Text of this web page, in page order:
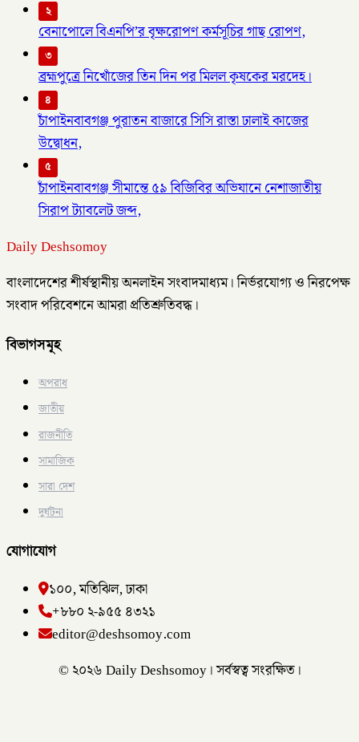
২
বেনাপোলে বিএনপি’র বৃক্ষরোপণ কর্মসূচির গাছ রোপণ,
৩
ব্রহ্মপুত্রে নিখোঁজের তিন দিন পর মিলল কৃষকের মরদেহ।
৪
চাঁপাইনবাবগঞ্জ পুরাতন বাজারে সিসি রাস্তা ঢালাই কাজের
উদ্বোধন,
৫
চাঁপাইনবাবগঞ্জ সীমান্তে ৫৯ বিজিবির অভিযানে নেশাজাতীয়
সিরাপ ট্যাবলেট জব্দ,
Daily Deshsomoy
বাংলাদেশের শীর্ষস্থানীয় অনলাইন সংবাদমাধ্যম। নির্ভরযোগ্য ও নিরপেক্ষ
সংবাদ পরিবেশনে আমরা প্রতিশ্রুতিবদ্ধ।
বিভাগসমূহ
অপরাধ
জাতীয়
রাজনীতি
সামাজিক
সারা দেশ
দুর্ঘটনা
যোগাযোগ
১০০, মতিঝিল, ঢাকা
+৮৮০ ২-৯৫৫ ৪৩২১
editor@deshsomoy.com
© ২০২৬ Daily Deshsomoy। সর্বস্বত্ব সংরক্ষিত।